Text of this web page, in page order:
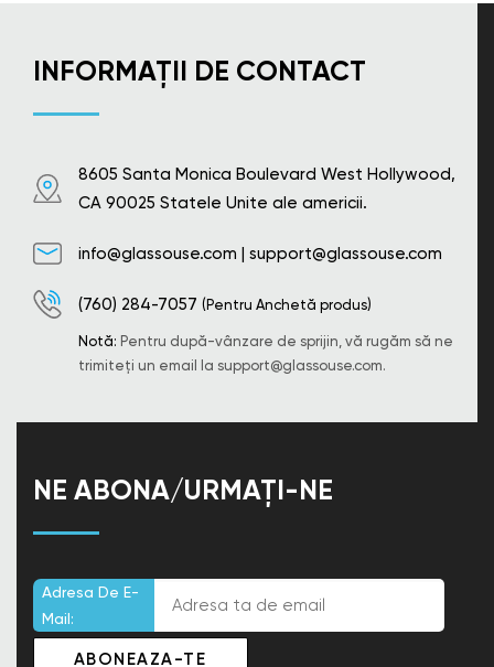
INFORMAȚII DE CONTACT
8605 Santa Monica Boulevard West Hollywood,
CA 90025 Statele Unite ale americii.
info@glassouse.com | support@glassouse.com
(760) 284-7057 (Pentru Anchetă produs)
Notă: Pentru după-vânzare de sprijin, vă rugăm să ne
trimiteți un email la support@glassouse.com.
NE ABONA/URMAȚI-NE
Adresa De E-
Mail: